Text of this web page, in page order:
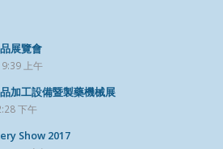
展覽會
上午
加工設備暨製藥機械展
下午
Show 2017